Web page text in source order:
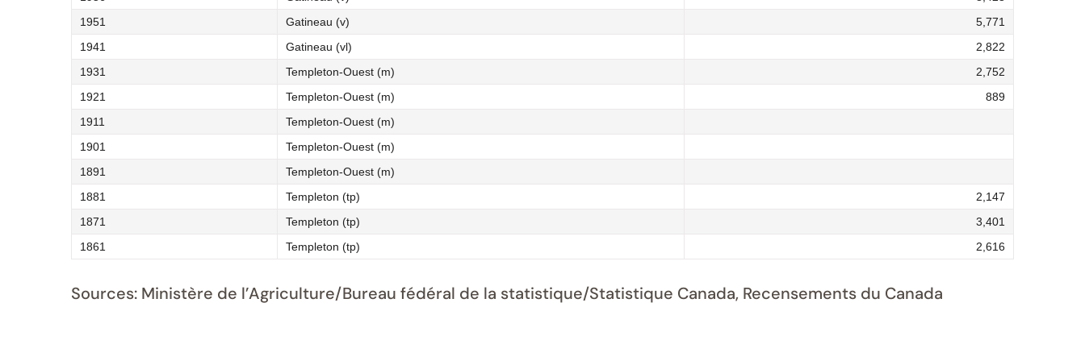
1951
Gatineau (v)
5,771
1941
Gatineau (vl)
2,822
1931
Templeton-Ouest (m)
2,752
1921
Templeton-Ouest (m)
889
1911
Templeton-Ouest (m)
1901
Templeton-Ouest (m)
1891
Templeton-Ouest (m)
1881
Templeton (tp)
2,147
1871
Templeton (tp)
3,401
1861
Templeton (tp) 2,616
Sources: Ministère de l’Agriculture/Bureau fédéral de la statistique/Statistique Canada, Recensements du Canada